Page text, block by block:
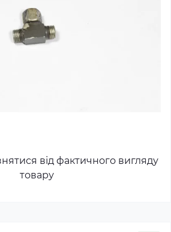
від фактичного вигляду
товару